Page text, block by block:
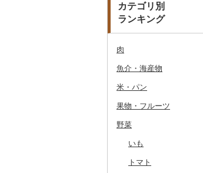
カテゴリ別
ランキング
肉
牛肉（精肉）
ステーキ
すき焼き
焼肉
牛タン
牛肉（加工品）
ハンバーグ
ローストビーフ
ビーフジャーキー
豚肉（精肉）
すき焼き
しゃぶしゃぶ
豚肉（加工品）
ハンバーグ
もつ鍋
鶏肉
鶏肉（精肉）
鹿肉
魚介・海産物
カニ
ズワイガニ
毛ガニ
かにしゃぶ
エビ
ボタンエビ
伊勢海老
いくら
うに
明太子・たらこ
米・パン
米
無洗米
玄米
雑穀
餅
その他穀物加工品
果物・フルーツ
ぶどう・マスカット
巨峰
ナガノパープル
いちご
りんご
野菜
いも
じゃがいも
トマト